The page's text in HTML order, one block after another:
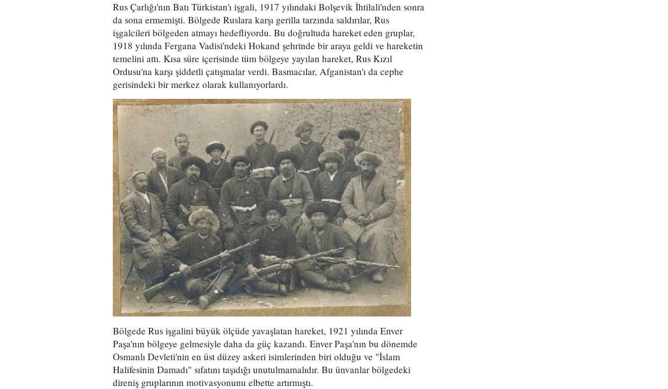
Rus Çarlığı'nın Batı Türkistan'ı işgali, 1917 yılındaki Bolşevik İhtilali'nden sonra
da sona ermemişti. Bölgede Ruslara karşı gerilla tarzında saldırılar, Rus
işgalcileri bölgeden atmayı hedefliyordu. Bu doğrultuda hareket eden gruplar,
1918 yılında Fergana Vadisi'ndeki Hokand şehrinde bir araya geldi ve hareketin
temelini attı. Kısa süre içerisinde tüm bölgeye yayılan hareket, Rus Kızıl
Ordusu'na karşı şiddetli çatışmalar verdi. Basmacılar, Afganistan'ı da cephe
gerisindeki bir merkez olarak kullanıyorlardı.
Bölgede Rus işgalini büyük ölçüde yavaşlatan hareket, 1921 yılında Enver
Paşa'nın bölgeye gelmesiyle daha da güç kazandı. Enver Paşa'nın bu dönemde
Osmanlı Devleti'nin en üst düzey askeri isimlerinden biri olduğu ve "İslam
Halifesinin Damadı" sıfatını taşıdığı unutulmamalıdır. Bu ünvanlar bölgedeki
direniş gruplarının motivasyonunu elbette artırmıştı.